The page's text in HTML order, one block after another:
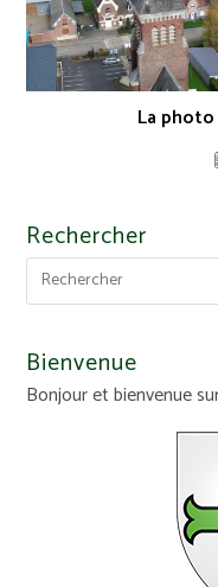
La
Rechercher
Bienvenue
Bonjour et bienvenue